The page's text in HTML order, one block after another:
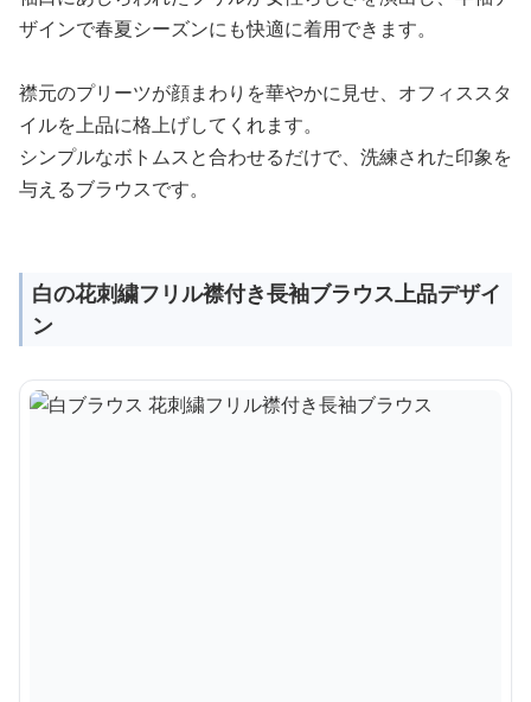
ザインで春夏シーズンにも快適に着用できます。
襟元のプリーツが顔まわりを華やかに見せ、オフィススタ
イルを上品に格上げしてくれます。
シンプルなボトムスと合わせるだけで、洗練された印象を
与えるブラウスです。
白の花刺繍フリル襟付き長袖ブラウス上品デザイ
ン